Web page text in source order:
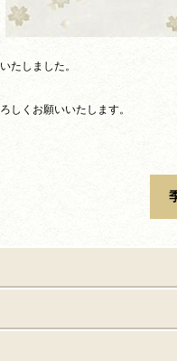
たしました。
しくお願いいたします。